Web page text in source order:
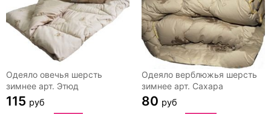
Одеяло овечья шерсть
зимнее арт. Этюд
115 руб
Одеяло верблюжья шерсть
зимнее арт. Сахара
80 руб